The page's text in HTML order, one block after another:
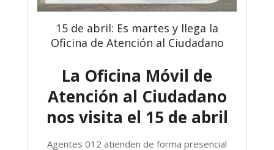
15 de abril: Es martes y llega la
Oficina de Atención al Ciudadano
La Oficina Móvil de
Atención al Ciudadano
nos visita el 15 de abril
Agentes 012 atienden de forma presencial